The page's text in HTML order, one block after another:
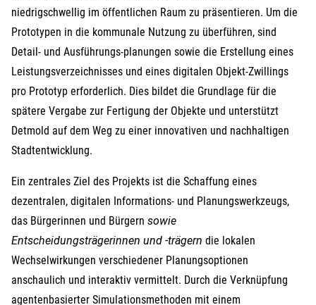
niedrigschwellig im öffentlichen Raum zu präsentieren. Um die
Prototypen in die kommunale Nutzung zu überführen, sind
Detail- und Ausführungs-planungen sowie die Erstellung eines
Leistungsverzeichnisses und eines digitalen Objekt-Zwillings
pro Prototyp erforderlich. Dies bildet die Grundlage für die
spätere Vergabe zur Fertigung der Objekte und unterstützt
Detmold auf dem Weg zu einer innovativen und nachhaltigen
Stadtentwicklung.
Ein zentrales Ziel des Projekts ist die Schaffung eines
dezentralen, digitalen Informations- und Planungswerkzeugs,
das Bürgerinnen und Bürgern sowie
Entscheidungsträgerinnen und -trägern die lokalen
Wechselwirkungen verschiedener Planungsoptionen
anschaulich und interaktiv vermittelt. Durch die Verknüpfung
agentenbasierter Simulationsmethoden mit einem